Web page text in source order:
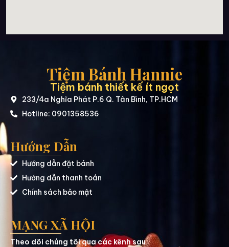
Tiệm Bánh Hannie
Tiệm bánh thiết kế ít ngọt
233/4a Nghĩa Phát P.6 Q. Tân Bình, TP.HCM
Hotline: 0901358536
Hướng Dẫn
Hướng dẫn đặt bánh
Hướng dẫn thanh toán
Chính sách bảo mật
MẠNG XÃ HỘI
Theo dõi chúng tôi qua các kênh sau